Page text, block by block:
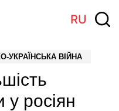
RU
УКРАЇНСЬКА ВІЙНА
у росіян